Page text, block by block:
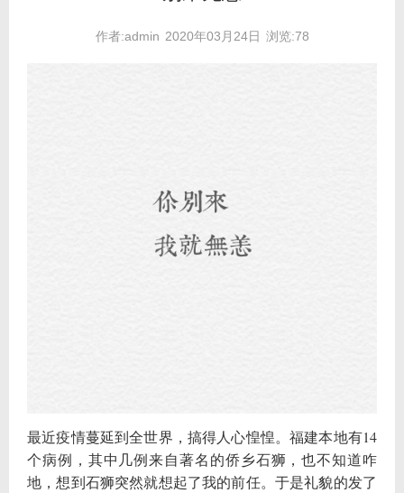
作者:admin 2020年03月24日 浏览:78
最近疫情蔓延到全世界，搞得人心惶惶。福建本地有14
个病例，其中几例来自著名的侨乡石狮，也不知道咋
地，想到石狮突然就想起了我的前任。于是礼貌的发了